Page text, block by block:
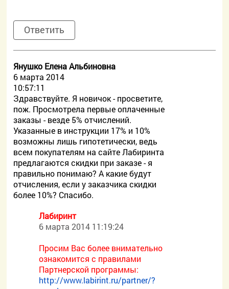
Ответить
Янушко Елена Альбиновна
6 марта 2014
10:57:11
Здравствуйте. Я новичок - просветите,
пож. Просмотрела первые оплаченные
заказы - везде 5% отчислений.
Указанные в инструкции 17% и 10%
возможны лишь гипотетически, ведь
всем покупателям на сайте Лабиринта
предлагаются скидки при заказе - я
правильно понимаю? А какие будут
отчисления, если у заказчика скидки
более 10%? Спасибо.
Лабиринт
6 марта 2014 11:19:24
Просим Вас более внимательно
ознакомится с правилами
Партнерской программы:
http://www.labirint.ru/partner/?